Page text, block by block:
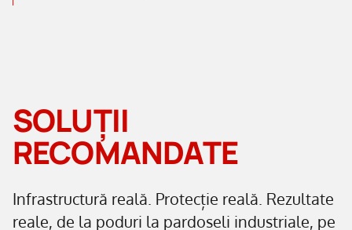
SOLUȚII
RECOMANDATE
Infrastructură reală. Protecție reală. Rezultate
reale, de la poduri la pardoseli industriale, pe